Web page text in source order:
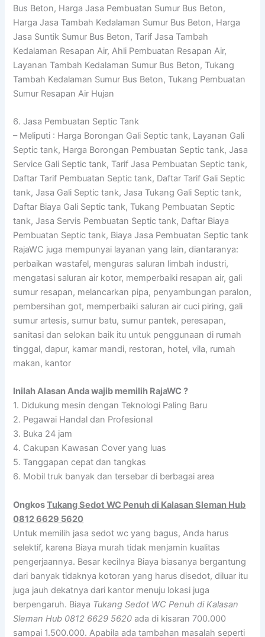
Bus Beton, Harga Jasa Pembuatan Sumur Bus Beton,
Harga Jasa Tambah Kedalaman Sumur Bus Beton, Harga
Jasa Suntik Sumur Bus Beton, Tarif Jasa Tambah
Kedalaman Resapan Air, Ahli Pembuatan Resapan Air,
Layanan Tambah Kedalaman Sumur Bus Beton, Tukang
Tambah Kedalaman Sumur Bus Beton, Tukang Pembuatan
Sumur Resapan Air Hujan
6. Jasa Pembuatan Septic Tank
– Meliputi : Harga Borongan Gali Septic tank, Layanan Gali
Septic tank, Harga Borongan Pembuatan Septic tank, Jasa
Service Gali Septic tank, Tarif Jasa Pembuatan Septic tank,
Daftar Tarif Pembuatan Septic tank, Daftar Tarif Gali Septic
tank, Jasa Gali Septic tank, Jasa Tukang Gali Septic tank,
Daftar Biaya Gali Septic tank, Tukang Pembuatan Septic
tank, Jasa Servis Pembuatan Septic tank, Daftar Biaya
Pembuatan Septic tank, Biaya Jasa Pembuatan Septic tank
RajaWC juga mempunyai layanan yang lain, diantaranya:
perbaikan wastafel, menguras saluran limbah industri,
mengatasi saluran air kotor, memperbaiki resapan air, gali
sumur resapan, melancarkan pipa, penyambungan paralon,
pembersihan got, memperbaiki saluran air cuci piring, gali
sumur artesis, sumur batu, sumur pantek, peresapan,
sanitasi dan selokan baik itu untuk penggunaan di rumah
tinggal, dapur, kamar mandi, restoran, hotel, vila, rumah
makan, kantor
Inilah Alasan Anda wajib memilih RajaWC ?
1. Didukung mesin dengan Teknologi Paling Baru
2. Pegawai Handal dan Profesional
3. Buka 24 jam
4. Cakupan Kawasan Cover yang luas
5. Tanggapan cepat dan tangkas
6. Mobil truk banyak dan tersebar di berbagai area
OngkosTukang Sedot WC Penuh di Kalasan Sleman Hub
0812 6629 5620
Untuk memilih jasa sedot wc yang bagus, Anda harus
selektif, karena Biaya murah tidak menjamin kualitas
pengerjaannya. Besar kecilnya Biaya biasanya bergantung
dari banyak tidaknya kotoran yang harus disedot, diluar itu
juga jauh dekatnya dari kantor menuju lokasi juga
berpengaruh. Biaya Tukang Sedot WC Penuh di Kalasan
Sleman Hub 0812 6629 5620 ada di kisaran 700.000
sampai 1.500.000. Apabila ada tambahan masalah seperti